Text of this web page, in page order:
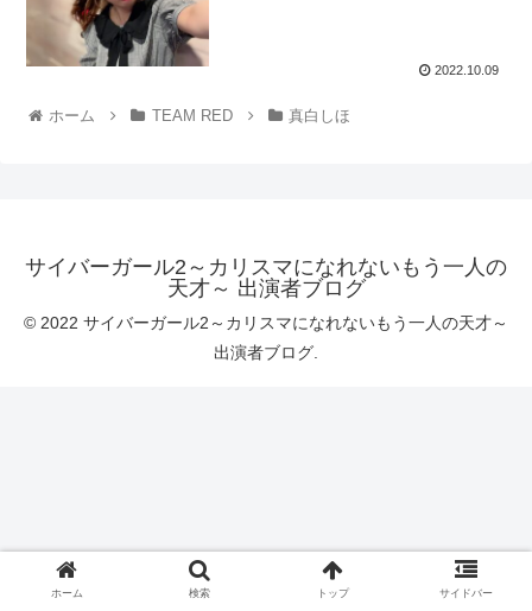
2022.10.09
ホーム TEAM RED 真白しほ
サイバーガール2～カリスマになれないもう一人の
天才～ 出演者ブログ
© 2022 サイバーガール2～カリスマになれないもう一人の天才～
出演者ブログ.
ホーム 検索 トップ サイドバー